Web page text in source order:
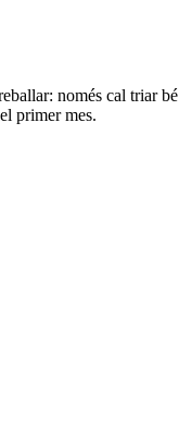
només cal triar
primer mes.